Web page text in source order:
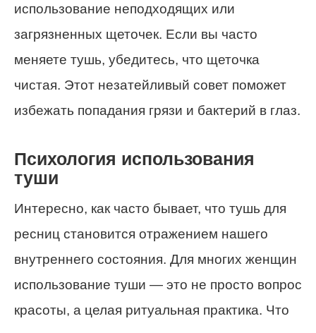
использование неподходящих или
загрязненных щеточек. Если вы часто
меняете тушь, убедитесь, что щеточка
чистая. Этот незатейливый совет поможет
избежать попадания грязи и бактерий в глаз.
Психология использования
туши
Интересно, как часто бывает, что тушь для
ресниц становится отражением нашего
внутреннего состояния. Для многих женщин
использование туши — это не просто вопрос
красоты, а целая ритуальная практика. Что